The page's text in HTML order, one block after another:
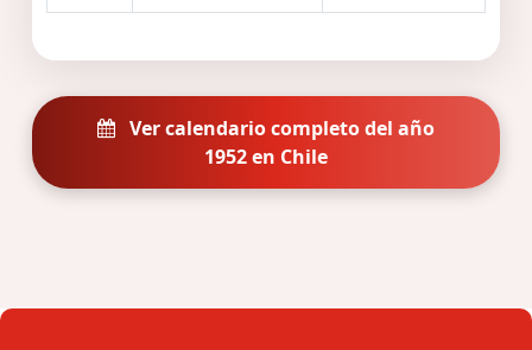
Ver calendario completo del año
1952 en Chile